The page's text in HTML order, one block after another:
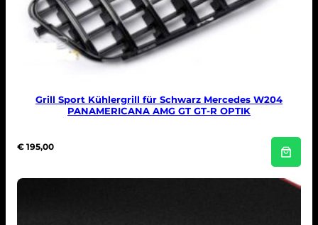
Grill Sport Kühlergrill für Schwarz Mercedes W204
PANAMERICANA AMG GT GT-R OPTIK
€ 195,00